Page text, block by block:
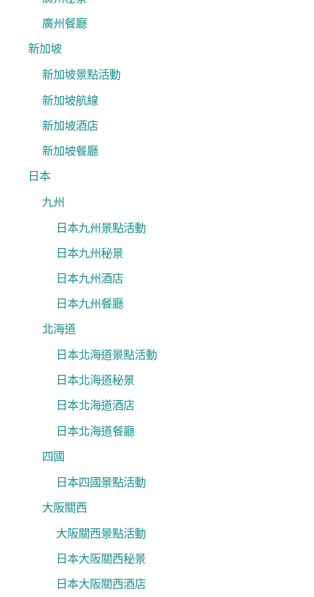
廣州餐廳
新加坡
新加坡景點活動
新加坡航線
新加坡酒店
新加坡餐廳
日本
九州
日本九州景點活動
日本九州秘景
日本九州酒店
日本九州餐廳
北海道
日本北海道景點活動
日本北海道秘景
日本北海道酒店
日本北海道餐廳
四國
日本四國景點活動
大阪關西
大阪關西景點活動
日本大阪關西秘景
日本大阪關西酒店